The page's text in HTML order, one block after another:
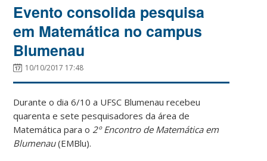
Evento consolida pesquisa
em Matemática no campus
Blumenau
10/10/2017 17:48
Durante o dia 6/10 a UFSC Blumenau recebeu
quarenta e sete pesquisadores da área de
Matemática para o 2º Encontro de Matemática em
Blumenau(EMBlu).